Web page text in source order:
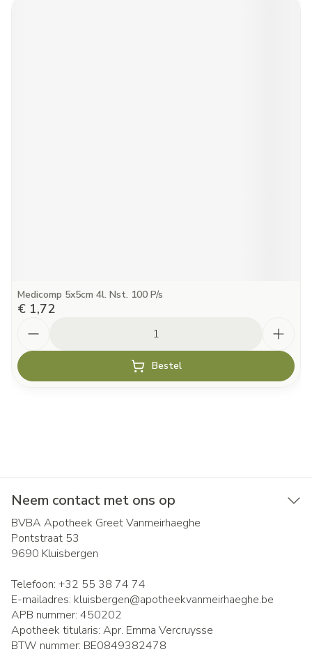
Medicomp 5x5cm 4l. Nst. 100 P/s
€ 1,72
Bestel
Neem contact met ons op
BVBA Apotheek Greet Vanmeirhaeghe
Pontstraat 53
9690 Kluisbergen
Telefoon: +32 55 38 74 74
E-mailadres: kluisbergen@apotheekvanmeirhaeghe.be
APB nummer: 450202
Apotheek titularis: Apr. Emma Vercruysse
BTW nummer: BE0849382478